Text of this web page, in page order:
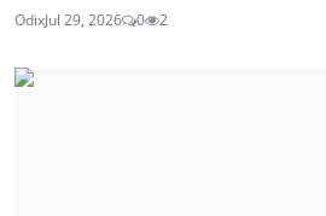
OdixJul 29, 2026 0 2